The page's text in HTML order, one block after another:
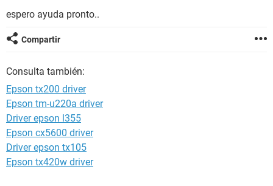
espero ayuda pronto..
Compartir
Consulta también:
Epson tx200 driver
Epson tm-u220a driver
Driver epson l355
Epson cx5600 driver
Driver epson tx105
Epson tx420w driver